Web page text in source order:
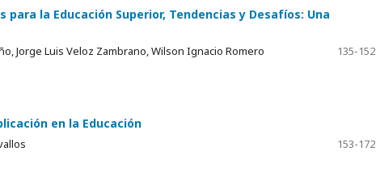
la Educación Superior, Tendencias y Desafíos: Una
Jorge Luis Veloz Zambrano, Wilson Ignacio Romero
135-152
en la Educación
153-172